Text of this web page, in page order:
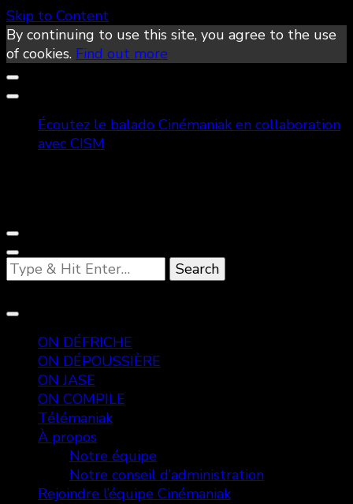
Skip to Content
By continuing to use this site, you agree to the use
of cookies. Find out more
Écoutez le balado Cinémaniak en collaboration
avec CISM
Looking
for
ON DÉFRICHE
ON DÉPOUSSIÈRE
ON JASE
ON COMPILE
Télémaniak
À propos
Notre équipe
Notre conseil d’administration
Rejoindre l’équipe Cinémaniak